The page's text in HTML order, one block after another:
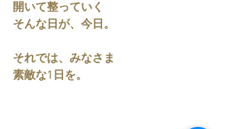
開いて整っていく
そんな日が、今日。
それでは、みなさま
素敵な1日を。